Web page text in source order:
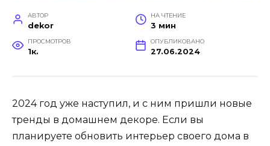
АВТОР
dekor
НА ЧТЕНИЕ
3 мин
ПРОСМОТРОВ
1к.
ОПУБЛИКОВАНО
27.06.2024
2024 год уже наступил, и с ним пришли новые
тренды в домашнем декоре. Если вы
планируете обновить интерьер своего дома в